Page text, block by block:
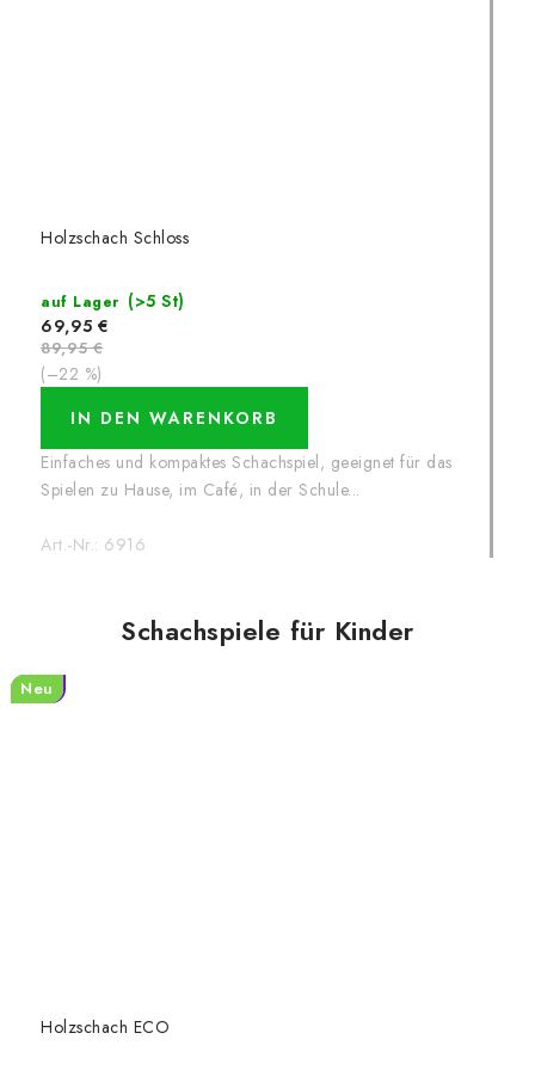
Holzschach Schloss
auf Lager (>5 St)
69,95 €
89,95 €
(–22 %)
IN DEN WARENKORB
Einfaches und kompaktes Schachspiel, geeignet für das
Spielen zu Hause, im Café, in der Schule...
Art.-Nr.: 6916
Schachspiele für Kinder
Holzschach ECO
Tipp
Neu
Neu
Neu
Neu